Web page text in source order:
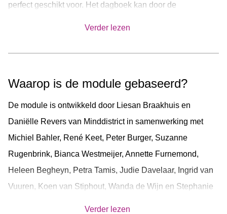
perfect geschikt voor. Het dagboek kan door de
Verder lezen
Waarop is de module gebaseerd?
De module is ontwikkeld door Liesan Braakhuis en
Daniëlle Revers van Minddistrict in samenwerking met
Michiel Bahler, René Keet, Peter Burger, Suzanne
Rugenbrink, Bianca Westmeijer, Annette Furnemond,
Heleen Begheyn, Petra Tamis, Judie Davelaar, Ingrid van
Vuuren, Koen van Stiphout, Wanda de Wijn en Stephanie
Verder lezen